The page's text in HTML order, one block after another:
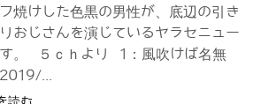
焼けした色黒の男性が、底辺の引き
おじさんを演じているヤラセニュー
。 ５ｃｈより 1：風吹けば名無
...